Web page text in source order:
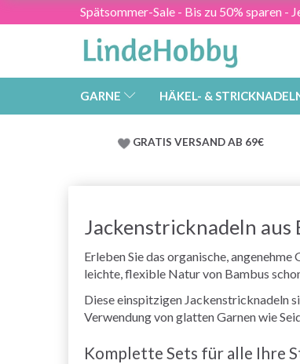
Spätsommer-Sale - Bis zu 50% sparen -
GARNE HÄKEL- &
GRATIS VERSAND AB 69€
Jackenstricknadeln aus
Erleben Sie das organische,
leichte, flexible Natur von Bambus
Diese einspitzigen Jackenstricknadeln
Verwendung von glatten Garnen wie
Komplette Sets für alle Ihre